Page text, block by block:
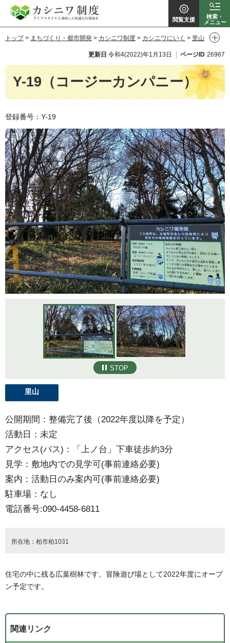
カシニワ制
度
閲覧支援
検索・
メニュー
トップ> まちづくり・都市開発 > カシニワ制度 > カシニワにいく > 里山
更新日 令和4(2022)年1月13日 ページID 26967
Y-19（コージーカンパニー）
登録番号：Y-19
STOP
里山
公開期間：整備完了後（2022年度以降を予定）
活動日：未定
アクセス(バス)：「上ノ台」下車徒歩約3分
見学：敷地内での見学可(事前連絡必要)
案内：活動日のみ案内可(事前連絡必要)
駐車場：なし
電話番号:090-4458-6811
所在地：柏市柏1031
住宅の中に残る広葉樹林です。冒険遊び場として2022年度にオープ
ン予定です。
関連リンク